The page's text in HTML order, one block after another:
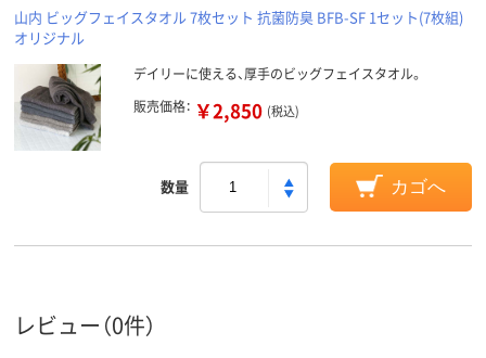
山内 ビッグフェイスタオル 7枚セット 抗菌防臭 BFB-SF 1セット(7枚組)
オリジナル
デイリーに使える、厚手のビッグフェイスタオル。
販売価格： ￥2,850 (税込)
数量 カゴへ
レビュー（0件）